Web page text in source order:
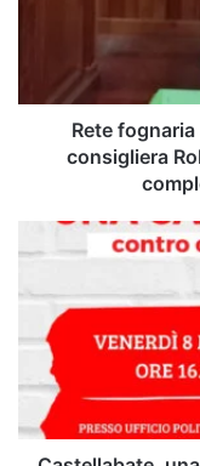
consigliera
Robustelli:
il
opere"
Rete
consigliera
Castellabate,
una
contro
tipo
violenza